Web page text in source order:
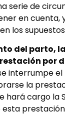
serie de
en cuenta,
los
del parto,
por
interrumpe el
la
hará cargo la
esta